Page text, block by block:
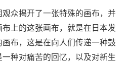
众揭开了一张特殊的画布，并
上的这张画布，就是在日本发
布，这是在向人们传递一种鼓
种对痛苦的回忆，以及对新生